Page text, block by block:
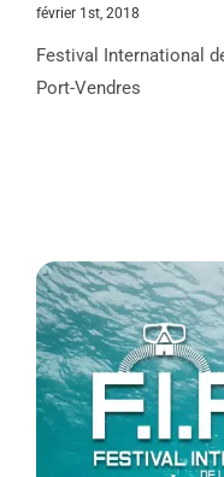
février 1st, 2018
Festival International
Port-Vendres